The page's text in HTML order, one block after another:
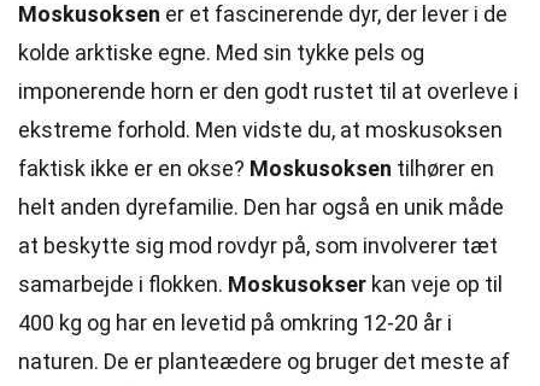
Moskusoksen er et fascinerende dyr, der lever i de
kolde arktiske egne. Med sin tykke pels og
imponerende horn er den godt rustet til at overleve i
ekstreme forhold. Men vidste du, at moskusoksen
faktisk ikke er en okse? Moskusoksen tilhører en
helt anden dyrefamilie. Den har også en unik måde
at beskytte sig mod rovdyr på, som involverer tæt
samarbejde i flokken. Moskusokser kan veje op til
400 kg og har en levetid på omkring 12-20 år i
naturen. De er planteædere og bruger det meste af